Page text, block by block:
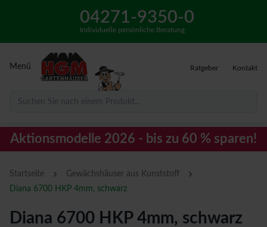
04271-9350-0
Individuelle persönliche Beratung
Menü Ratgeber Kontakt
Suchen Sie nach einem Produkt...
Aktionsmodelle 2026 - bis zu 60 % sparen!
Startseite › Gewächshäuser aus Kunststoff ›
Diana 6700 HKP 4mm, schwarz
Diana 6700 HKP 4mm, schwarz